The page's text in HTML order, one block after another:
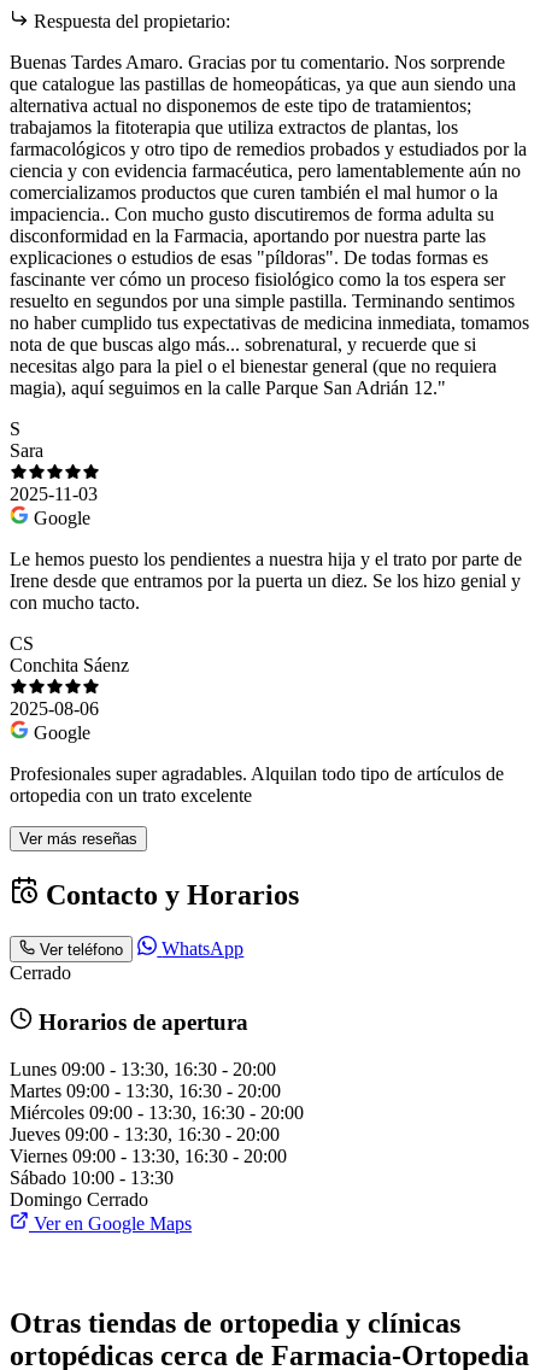
Respuesta del propietario:
Buenas Tardes Amaro. Gracias por tu comentario. Nos sorprende
que catalogue las pastillas de homeopáticas, ya que aun siendo una
alternativa actual no disponemos de este tipo de tratamientos;
trabajamos la fitoterapia que utiliza extractos de plantas, los
farmacológicos y otro tipo de remedios probados y estudiados por la
ciencia y con evidencia farmacéutica, pero lamentablemente aún no
comercializamos productos que curen también el mal humor o la
impaciencia.. Con mucho gusto discutiremos de forma adulta su
disconformidad en la Farmacia, aportando por nuestra parte las
explicaciones o estudios de esas "píldoras". De todas formas es
fascinante ver cómo un proceso fisiológico como la tos espera ser
resuelto en segundos por una simple pastilla. Terminando sentimos
no haber cumplido tus expectativas de medicina inmediata, tomamos
nota de que buscas algo más... sobrenatural, y recuerde que si
necesitas algo para la piel o el bienestar general (que no requiera
magia), aquí seguimos en la calle Parque San Adrián 12."
S
Sara
2025-11-03
Google
Le hemos puesto los pendientes a nuestra hija y el trato por parte de
Irene desde que entramos por la puerta un diez. Se los hizo genial y
con mucho tacto.
CS
Conchita Sáenz
2025-08-06
Google
Profesionales super agradables. Alquilan todo tipo de artículos de
ortopedia con un trato excelente
Ver más reseñas
Contacto y Horarios
Ver teléfono
WhatsApp
Cerrado
Horarios de apertura
Lunes 09:00 - 13:30, 16:30 - 20:00
Martes 09:00 - 13:30, 16:30 - 20:00
Miércoles 09:00 - 13:30, 16:30 - 20:00
Jueves 09:00 - 13:30, 16:30 - 20:00
Viernes 09:00 - 13:30, 16:30 - 20:00
Sábado 10:00 - 13:30
Domingo Cerrado
Ver en Google Maps
Otras tiendas de ortopedia y clínicas
ortopédicas cerca de Farmacia-Ortopedia